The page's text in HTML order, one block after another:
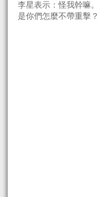
李星表示：怪我幹嘛
是你們怎麼不帶重擊